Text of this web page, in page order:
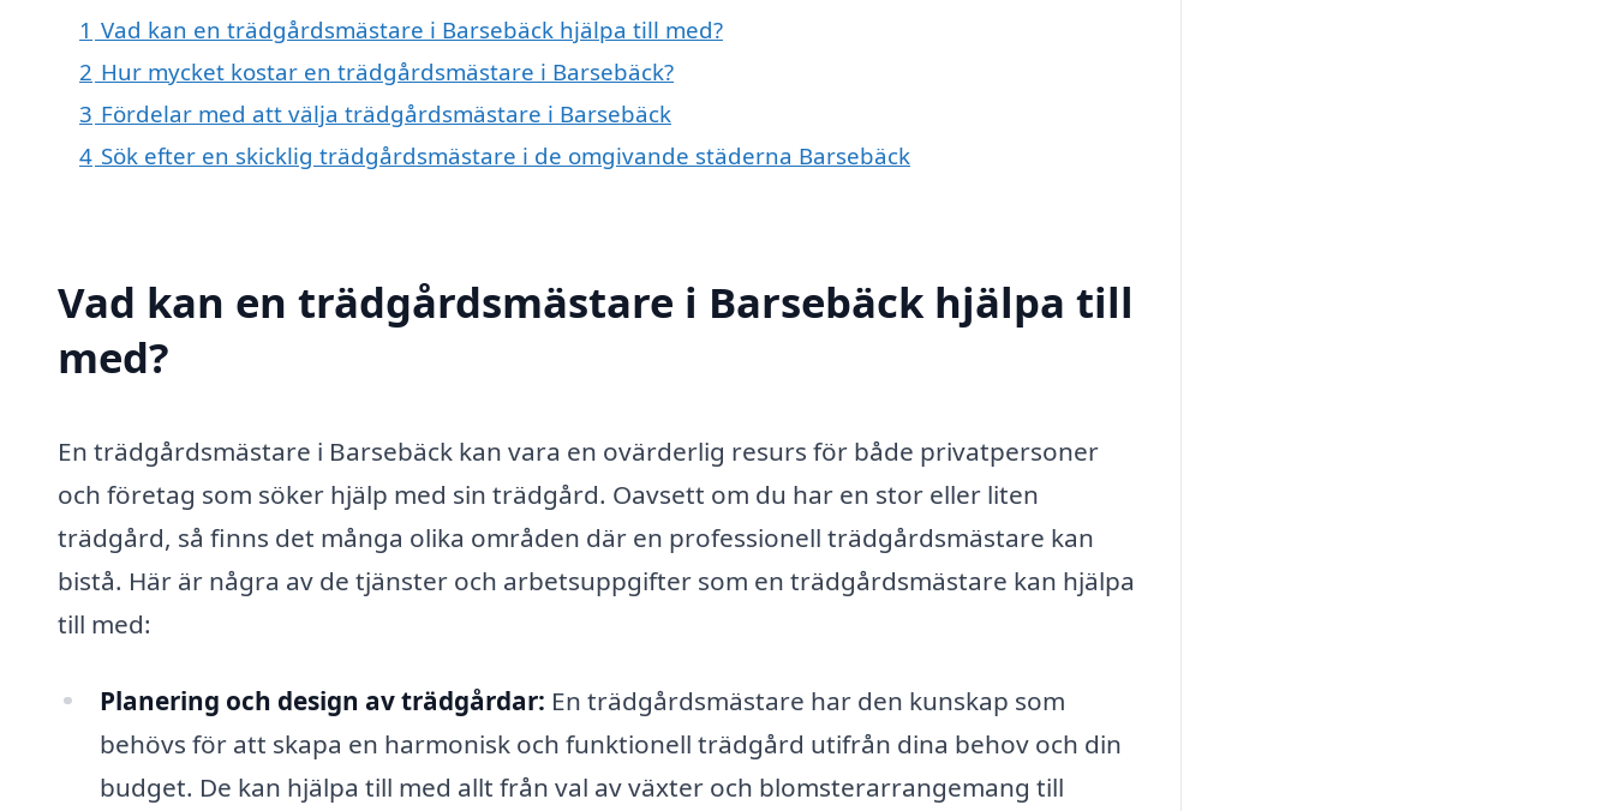
1 Vad kan en trädgårdsmästare i Barsebäck hjälpa till med?
2 Hur mycket kostar en trädgårdsmästare i Barsebäck?
3 Fördelar med att välja trädgårdsmästare i Barsebäck
4 Sök efter en skicklig trädgårdsmästare i de omgivande städerna Barsebäck
Vad kan en trädgårdsmästare i Barsebäck hjälpa till
med?
En trädgårdsmästare i Barsebäck kan vara en ovärderlig resurs för både privatpersoner
och företag som söker hjälp med sin trädgård. Oavsett om du har en stor eller liten
trädgård, så finns det många olika områden där en professionell trädgårdsmästare kan
bistå. Här är några av de tjänster och arbetsuppgifter som en trädgårdsmästare kan hjälpa
till med:
Planering och design av trädgårdar: En trädgårdsmästare har den kunskap som
behövs för att skapa en harmonisk och funktionell trädgård utifrån dina behov och din
budget. De kan hjälpa till med allt från val av växter och blomsterarrangemang till